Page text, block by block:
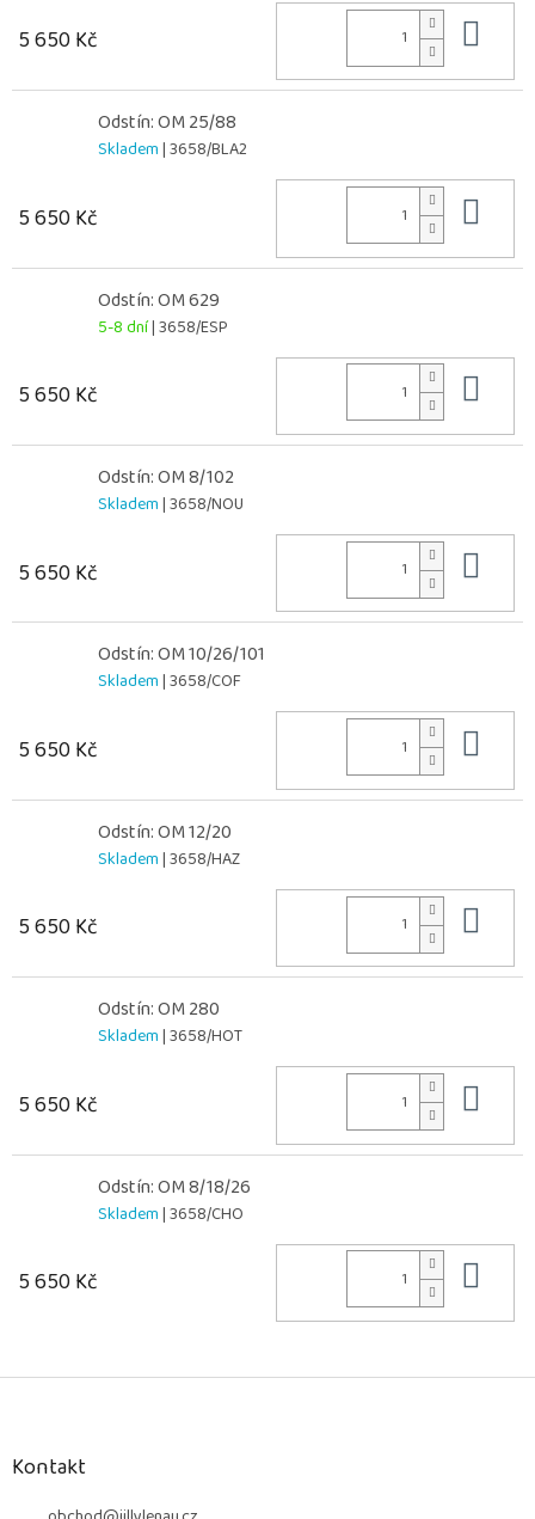
5 650 Kč
Odstín: OM 25/88
Skladem| 3658/BLA2
5 650 Kč
Odstín: OM 629
5-8 dní| 3658/ESP
5 650 Kč
Odstín: OM 8/102
Skladem| 3658/NOU
5 650 Kč
Odstín: OM 10/26/101
Skladem| 3658/COF
5 650 Kč
Odstín: OM 12/20
Skladem| 3658/HAZ
5 650 Kč
Odstín: OM 280
Skladem| 3658/HOT
5 650 Kč
Odstín: OM 8/18/26
Skladem| 3658/CHO
5 650 Kč
Z
Kontakt